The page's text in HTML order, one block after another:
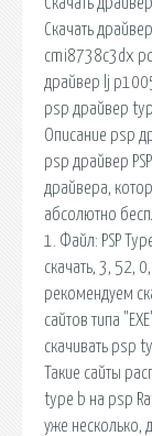
Скачать
cmi8738c3dx
драйвер lj
psp драйвер
Описание psp
psp драйвер
драйвера,
абсолютно
1. Файл: PSP
скачать, 3, 52,
рекомендуем
сайтов типа
скачивать psp
Такие сайты
type b на psp
уже несколько,